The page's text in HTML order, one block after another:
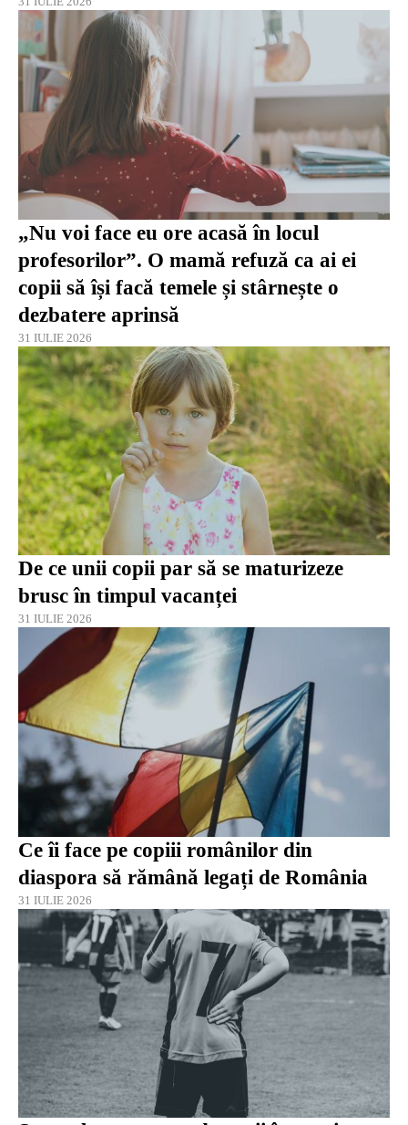
„Nu voi face eu ore acasă în locul
profesorilor”. O mamă refuză ca ai ei
copii să își facă temele și stârnește o
dezbatere aprinsă
31 IULIE 2026
De ce unii copii par să se maturizeze
brusc în timpul vacanței
31 IULIE 2026
Ce îi face pe copiii românilor din
diaspora să rămână legați de România
31 IULIE 2026